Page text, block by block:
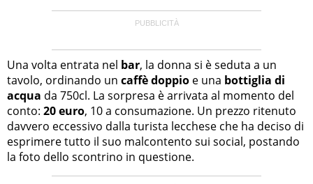
Una volta entrata nel bar, la donna si è seduta a un
tavolo, ordinando un caffè doppio e una bottiglia di
acqua da 750cl. La sorpresa è arrivata al momento del
conto: 20 euro, 10 a consumazione. Un prezzo ritenuto
davvero eccessivo dalla turista lecchese che ha deciso di
esprimere tutto il suo malcontento sui social, postando
la foto dello scontrino in questione.